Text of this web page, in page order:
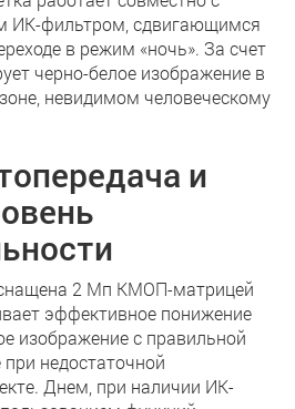
ИК-фильтром, сдвигающимся
в режим «ночь». За счет
черно-белое изображение в
невидимом человеческому
и
2 Мп КМОП-матрицей
эффективное понижение
изображение с правильной
недостаточной
Днем, при наличии ИК-